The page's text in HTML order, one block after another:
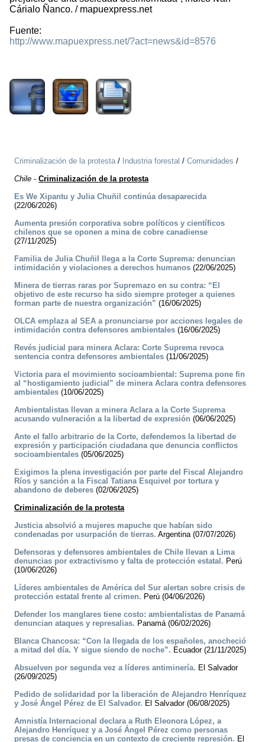
Cárialo Ñanco. / mapuexpress.net
Fuente:
http://www.mapuexpress.net/?act=news&id=8576
Criminalización de la protesta/ Industria forestal / Comunidades /
Chile - Criminalización de la protesta
Es We Xipantu y Julia Chuñil continúa desaparecida
(22/06/2026)
Aumenta presión corporativa sobre políticos y científicos
chilenos que se oponen a mina de cobre canadiense
(27/11/2025)
Familia de Julia Chuñil llega a la Corte Suprema: denuncian
intimidación y violaciones a derechos humanos (22/06/2025)
Minera de tierras raras por Supremazo en su contra: “El
objetivo de este recurso ha sido siempre proteger a quienes
forman parte de nuestra organización” (16/06/2025)
OLCA emplaza al SEA a pronunciarse por acciones legales de
intimidación contra defensores ambientales (16/06/2025)
Revés judicial para minera Aclara: Corte Suprema revoca
sentencia contra defensores ambientales (11/06/2025)
Victoria para el movimiento socioambiental: Suprema pone fin
al “hostigamiento judicial” de minera Aclara contra defensores
ambientales (10/06/2025)
Ambientalistas llevan a minera Aclara a la Corte Suprema
acusando vulneración a la libertad de expresión (06/06/2025)
Ante el fallo arbitrario de la Corte, defendemos la libertad de
expresión y participación ciudadana que denuncia conflictos
socioambientales (05/06/2025)
Exigimos la plena investigación por parte del Fiscal Alejandro
Ríos y sanción a la Fiscal Tatiana Esquivel por tortura y
abandono de deberes (02/06/2025)
Criminalización de la protesta
Justicia absolvió a mujeres mapuche que habían sido
condenadas por usurpación de tierras. Argentina (07/07/2026)
Defensoras y defensores ambientales de Chile llevan a Lima
denuncias por extractivismo y falta de protección estatal. Perú
(10/06/2026)
Líderes ambientales de América del Sur alertan sobre crisis de
protección estatal frente al crimen. Perú (04/06/2026)
Defender los manglares tiene costo: ambientalistas de Panamá
denuncian ataques y represalias. Panamá (06/02/2026)
Blanca Chancosa: “Con la llegada de los españoles, anocheció
a mitad del día. Y sigue siendo de noche”. Ecuador (21/11/2025)
Absuelven por segunda vez a líderes antiminería. El Salvador
(26/09/2025)
Pedido de solidaridad por la liberación de Alejandro Henríquez
y José Ángel Pérez de El Salvador. El Salvador (06/08/2025)
Amnistía Internacional declara a Ruth Eleonora López, a
Alejandro Henríquez y a José Ángel Pérez como personas
presas de conciencia en un contexto de creciente represión. El